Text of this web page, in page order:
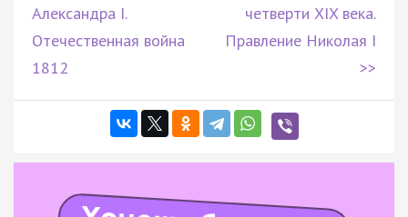
Александра I.
Отечественная война
1812
четверти XIX века.
Правление Николая I
>>